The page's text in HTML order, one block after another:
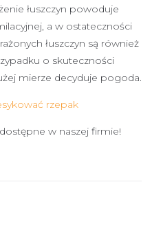
łuszczyn powoduje
a w ostateczności
łuszczyn są również
o skuteczności
mierze decyduje pogoda.
rzepak
dostępne w naszej firmie!